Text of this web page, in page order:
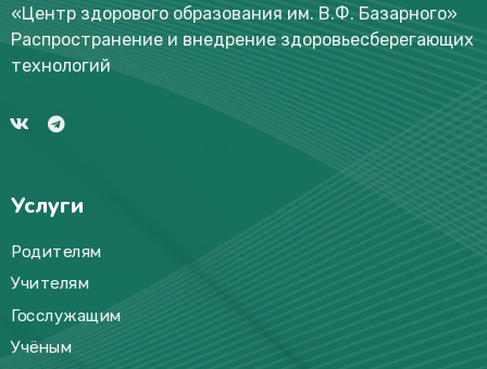
«Центр здорового образования им. В.Ф. Базарного»
Распространение и внедрение здоровьесберегающих
технологий
Услуги
Родителям
Учителям
Госслужащим
Учёным